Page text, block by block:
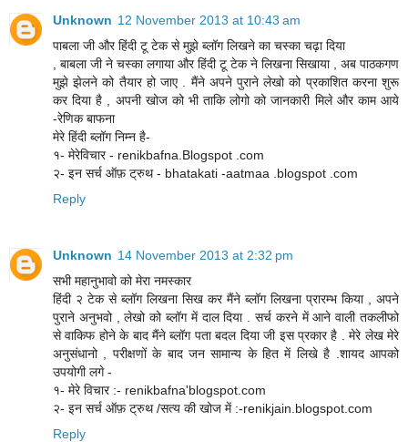
Unknown 12 November 2013 at 10:43 am
पाबला जी और हिंदी टू टेक से मुझे ब्लॉग लिखने का चस्का चढ़ा दिया
, बाबला जी ने चस्का लगाया और हिंदी टू टेक ने लिखना सिखाया , अब पाठकगण
मुझे झेलने को तैयार हो जाए . मैंने अपने पुराने लेखो को प्रकाशित करना शुरू
कर दिया है , अपनी खोज को भी ताकि लोगो को जानकारी मिले और काम आये
-रेणिक बाफना
मेरे हिंदी ब्लॉग निम्न है-
१- मेरेविचार - renikbafna.Blogspot .com
२- इन सर्च ऑफ़ ट्रुथ - bhatakati -aatmaa .blogspot .com
Reply
Unknown 14 November 2013 at 2:32 pm
सभी महानुभावो को मेरा नमस्कार
हिंदी २ टेक से ब्लॉग लिखना सिख कर मैंने ब्लॉग लिखना प्रारम्भ किया , अपने
पुराने अनुभवो , लेखो को ब्लॉग में दाल दिया . सर्च करने में आने वाली तकलीफो
से वाकिफ होने के बाद मैंने ब्लॉग पता बदल दिया जी इस प्रकार है . मेरे लेख मेरे
अनुसंधानो , परीक्षणों के बाद जन सामान्य के हित में लिखे है .शायद आपको
उपयोगी लगे -
१- मेरे विचार :- renikbafna'blogspot.com
२- इन सर्च ऑफ़ ट्रुथ /सत्य की खोज में :-renikjain.blogspot.com
Reply